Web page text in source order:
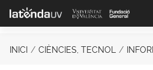
Saltar al contenido principal
INICI CIÈNCIES, TECNOL